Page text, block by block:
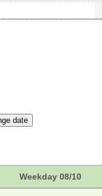
date
Weekday 08/10